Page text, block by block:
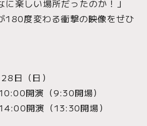
に楽しい場所だったのか！」
180度変わる衝撃の映像をぜひ
日（日）
開演（9:30開場）
開演（13:30開場）